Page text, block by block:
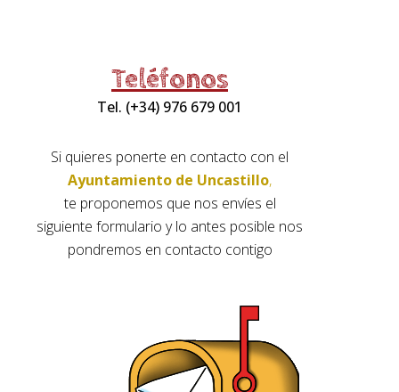
Teléfonos
Tel. (+34) 976 679 001
Si quieres ponerte en contacto con el
Ayuntamiento de Uncastillo,
te proponemos que nos envíes el
siguiente formulario y lo antes posible nos
pondremos en contacto contigo